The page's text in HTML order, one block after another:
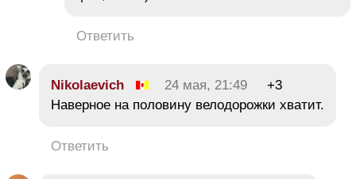
Ответить
Nikolaevich 24 мая, 21:49
+3
Наверное на половину велодорожки хватит.
Ответить